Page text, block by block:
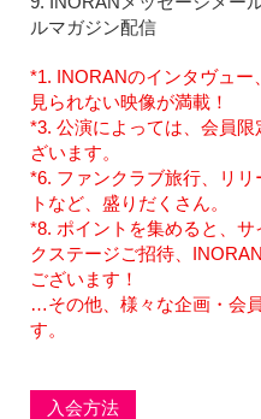
ルマガジン配信
*1. INORANのインタヴュ
見られない映像が満載！
*3. 公演によっては、会員
ざいます。
*6. ファンクラブ旅行、リ
トなど、盛りだくさん。
*8. ポイントを集めると、
クステージご招待、
ございます！
…その他、様々な企画・会
す。
入会方法